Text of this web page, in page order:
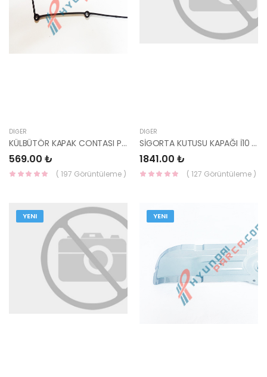
DIĞER
KÜLBÜTÖR KAPAK CONTASI PİCANTO 22441-02400-HMC
569.00 ₺
( 197 Görüntüleme )
DIĞER
SİGORTA KUTUSU KAPAĞI İ10 2014- 91950-B4420-HMC
1841.00 ₺
( 127 Görüntüleme )
YENI YENI